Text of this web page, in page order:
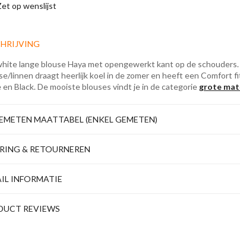
op wenslijst
lange blouse Haya met opengewerkt kant op de
linnen draagt heerlijk koel in de zomer en heeft een Comfort
Black. De mooiste blouses vindt je in de categorie grote
MAATTABEL (ENKEL GEMETEN)
& RETOURNEREN
INFORMATIE
REVIEWS